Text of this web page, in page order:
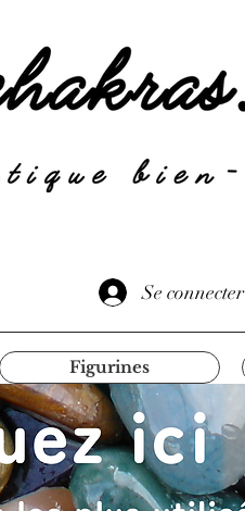
Se connecter
Figurines